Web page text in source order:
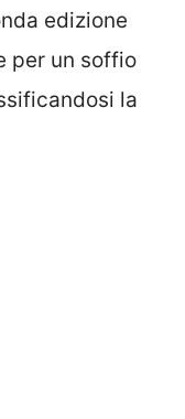
edizione
per un soffio
la